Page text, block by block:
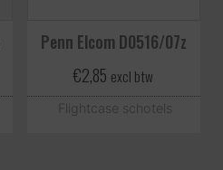
Penn Elcom D0516/07z
€2,85 excl btw
Flightcase schotels